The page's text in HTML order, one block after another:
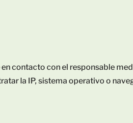
contacto con el responsable
la IP, sistema operativo o